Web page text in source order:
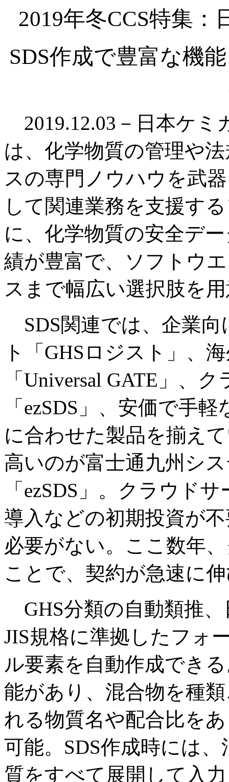
2019年冬CCS特集
SDS作成で豊富な機
2019.12.03－日本ケミ
は、化学物質の管理や
スの専門ノウハウを武
して関連業務を支援す
に、化学物質の安全デ
績が豊富で、ソフトウ
スまで幅広い選択肢を
SDS関連では、企業
ト「GHSロジスト」、
「Universal GATE」、
「ezSDS」、安価で手
に合わせた製品を揃え
高いのが富士通九州シ
「ezSDS」。クラウド
導入などの初期投資が
必要がない。ここ数年
ことで、契約が急速に
GHS分類の自動類推
JIS規格に準拠したフォ
ル要素を自動作成でき
能があり、混合物を種
れる物質名や配合比を
可能。SDS作成時には
質をすべて展開して入